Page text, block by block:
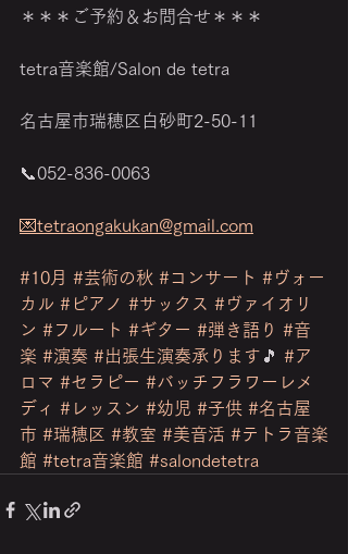
＊＊＊ご予約＆お問合せ＊＊＊
tetra音楽館/Salon de tetra
名古屋市瑞穂区白砂町2-50-11
📞052-836-0063
💌tetraongakukan@gmail.com
#10月 #芸術の秋 #コンサート #ヴォー
カル #ピアノ #サックス #ヴァイオリ
ン #フルート #ギター #弾き語り #音
楽 #演奏 #出張生演奏承ります 🎵 #ア
ロマ #セラピー #バッチフラワーレメ
ディ #レッスン #幼児 #子供 #名古屋
市 #瑞穂区 #教室 #美音活 #テトラ音楽
館 #tetra音楽館 #salondetetra